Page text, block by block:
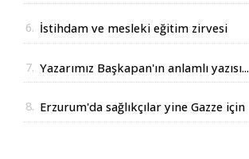
6. İstihdam ve mesleki eğitim zirvesi
7. Yazarımız Başkapan'ın anlamlı yazısı...
8. Erzurum'da sağlıkçılar yine Gazze için